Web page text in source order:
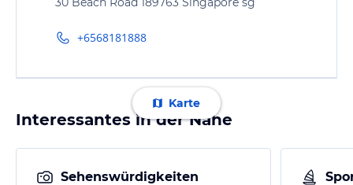
+6568181888
Karte
Interessantes in der Nähe
Sehenswürdigkeiten